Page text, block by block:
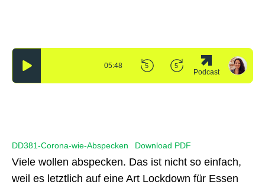
DD381-Corona-wie-Abspecken Download PDF
Viele wollen abspecken. Das ist nicht so einfach,
weil es letztlich auf eine Art Lockdown für Essen